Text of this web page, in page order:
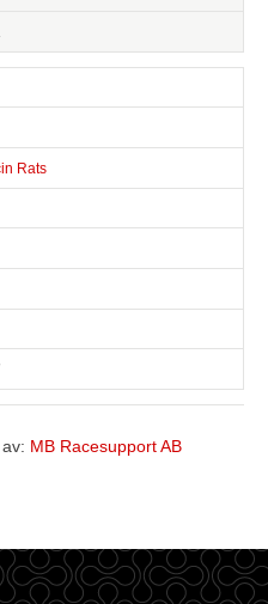
Rats
MB Racesupport AB